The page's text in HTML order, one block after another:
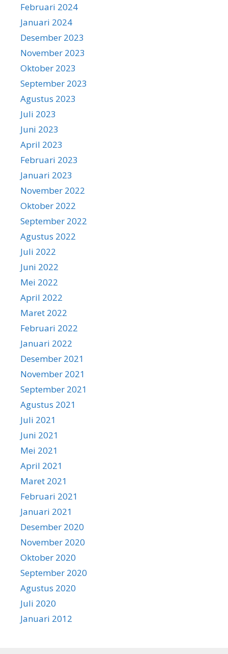
Februari 2024
Januari 2024
Desember 2023
November 2023
Oktober 2023
September 2023
Agustus 2023
Juli 2023
Juni 2023
April 2023
Februari 2023
Januari 2023
November 2022
Oktober 2022
September 2022
Agustus 2022
Juli 2022
Juni 2022
Mei 2022
April 2022
Maret 2022
Februari 2022
Januari 2022
Desember 2021
November 2021
September 2021
Agustus 2021
Juli 2021
Juni 2021
Mei 2021
April 2021
Maret 2021
Februari 2021
Januari 2021
Desember 2020
November 2020
Oktober 2020
September 2020
Agustus 2020
Juli 2020
Januari 2012